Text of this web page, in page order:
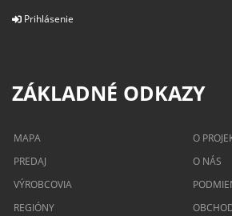
Prihlásenie
ZÁKLADNÉ ODKAZY
MAPA
PREDAJ
VÝROBCOVIA
REGIÓNY
O
O NÁS